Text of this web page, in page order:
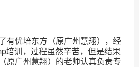
有优培东方（原广州慧翔），经
培训，过程虽然辛苦，但是结果
原广州慧翔）的老师认真负责专